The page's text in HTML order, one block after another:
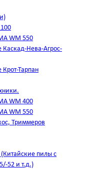
WM 550
Каскад-Нева-Агрос-
Крот-Тарпан
WM 400
WM 550
Триммеров
пилы с
52 и т.д.)